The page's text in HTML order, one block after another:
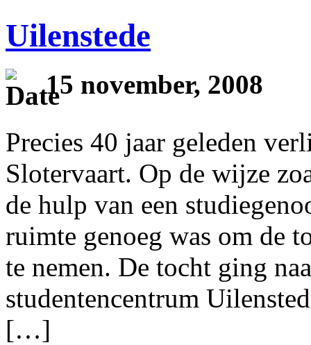
Uilenstede
15 november, 2008
Precies 40 jaar geleden
Slotervaart. Op de wijze
de hulp van een
ruimte genoeg was om de
te nemen. De tocht ging
studentencentrum
[…]